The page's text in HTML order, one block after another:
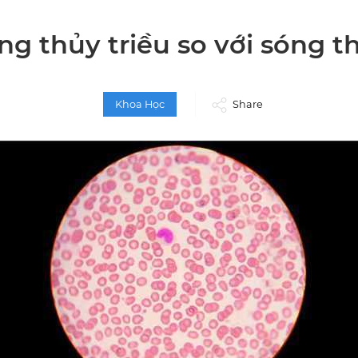
thủy triều so với sóng
Khoa Học Share